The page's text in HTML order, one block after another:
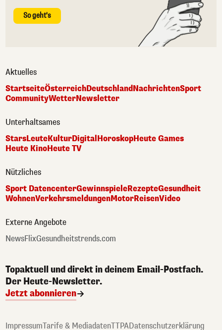
So geht's
Aktuelles
StartseiteÖsterreichDeutschlandNachrichtenSport
CommunityWetterNewsletter
Unterhaltsames
StarsLeuteKulturDigital HoroskopHeute Games
Heute KinoHeute TV
Nützliches
Sport DatencenterGewinnspieleRezepteGesundheit
WohnenVerkehrsmeldungenMotorReisenVideo
Externe Angebote
NewsFlixGesundheitstrends.com
Topaktuell und direkt in deinem Email-Postfach.
Der Heute-Newsletter.
Jetzt abonnieren
ImpressumTarife & MediadatenTTPADatenschutzerklärung